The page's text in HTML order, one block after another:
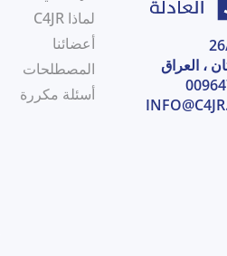
لماذا C4JR
أعضائنا
المصطلحات
أسئلة مكررة
، العراق